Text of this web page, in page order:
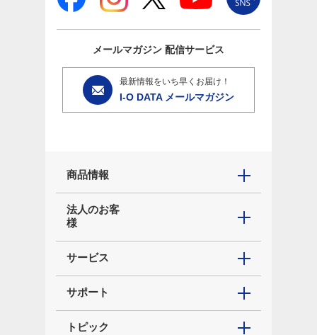
メールマガジン 配信サービス
最新情報をいち早くお届け！
I-O DATA メールマガジン
商品情報
法人のお客
様
サービス
サポート
トピック